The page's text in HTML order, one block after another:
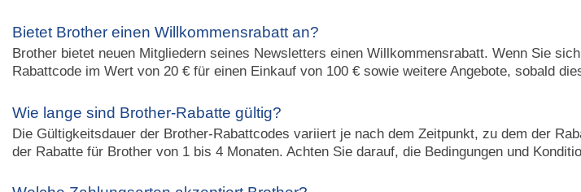
Bietet Brother einen Willkommensrabatt an?
Brother bietet neuen Mitgliedern seines Newsletters einen Willkommensrabatt. Wenn Sie
Rabattcode im Wert von 20 € für einen Einkauf von 100 € sowie weitere Angebote, sobald
Wie lange sind Brother-Rabatte gültig?
Die Gültigkeitsdauer der Brother-Rabattcodes variiert je nach dem Zeitpunkt, zu dem der
der Rabatte für Brother von 1 bis 4 Monaten. Achten Sie darauf, die Bedingungen und